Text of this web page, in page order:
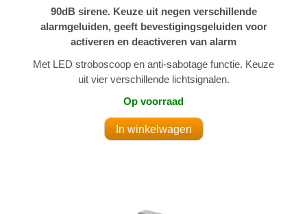
90dB sirene. Keuze uit negen verschillende
alarmgeluiden, geeft bevestigingsgeluiden voor
activeren en deactiveren van alarm
Met LED stroboscoop en anti-sabotage functie. Keuze
uit vier verschillende lichtsignalen.
Op voorraad